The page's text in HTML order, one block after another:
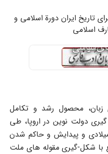
تاریخ ایران دورة اسلامی و
اسلامی
زبان، محصول رشد و تکامل
دولت نوین در اروپا، طی
و پیدایش و حاکم شدن
با شکل-گیری مقوله های ملت